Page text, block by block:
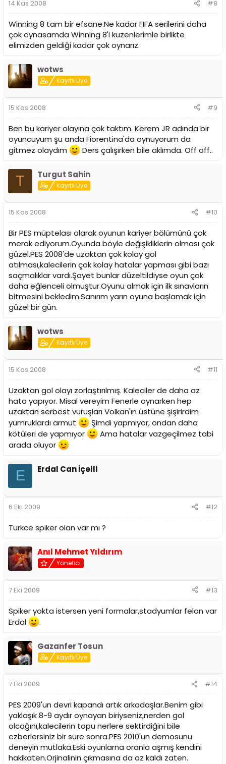
14 Kas 2008 #8
Winning 8 tam bir efsane.Ne kadar FIFA serilerini daha
çok oynasamda Winning 8'i kuzenlerimle birlikte
elimizden geldiği kadar çok oynarız.
wotws
Kayıtlı Üye
15 Kas 2008 #9
Ben bu kariyer olayına çok taktım. Kerem JR adında bir
oyuncuyum şu anda Fiorentina'da oynuyorum da
gitmez olaydım
Ders çalışırken bile aklımda. Off off..
T Turgut Sahin
Kayıtlı Üye
15 Kas 2008 #10
Bir PES müptelası olarak oyunun kariyer bölümünü çok
merak ediyorum.Oyunda böyle değişikliklerin olması çok
güzel.PES 2008'de uzaktan çok kolay gol
atılması,kalecilerin çok kolay hatalar yapması gibi bazı
saçmalıklar vardı.Şayet bunlar düzeltildiyse oyun çok
daha eğlenceli olmuştur.Oyunu almak için ilk sınavların
bitmesini bekledim.Sanırım yarın oyuna başlamak için
güzel bir gün.
wotws
Kayıtlı Üye
15 Kas 2008 #11
Uzaktan gol olayı zorlaştırılmış. Kaleciler de daha az
hata yapıyor. Misal vereyim Fenerle oynarken hep
uzaktan serbest vuruşları Volkan'ın üstüne şişirirdim
yumruklardı armut
Şimdi yapmıyor, ondan daha
kötüleri de yapmıyor
Ama hatalar vazgeçilmez tabi
arada oluyor
E Erdal Can İçelli
6 Eki 2009 #12
Türkce spiker olan var mı ?
Anıl Mehmet Yıldırım
Yönetici
7 Eki 2009 #13
Spiker yokta istersen yeni formalar,stadyumlar felan var
Erdal
.
Gazanfer Tosun
Kayıtlı Üye
7 Eki 2009 #14
PES 2009'un devri kapandı artık arkadaşlar.Benim gibi
yaklaşık 8-9 aydır oynayan biriyseniz,nerden gol
olcağını,kalecilerin topu nerlere sektirdiğini bile
ezberlersiniz bir süre sonra.PES 2010'un demosunu
deneyin mutlaka.Eski oyunlarna oranla aşmış kendini
hakikaten.Orjinalinin çıkmasına da az kaldı zaten.